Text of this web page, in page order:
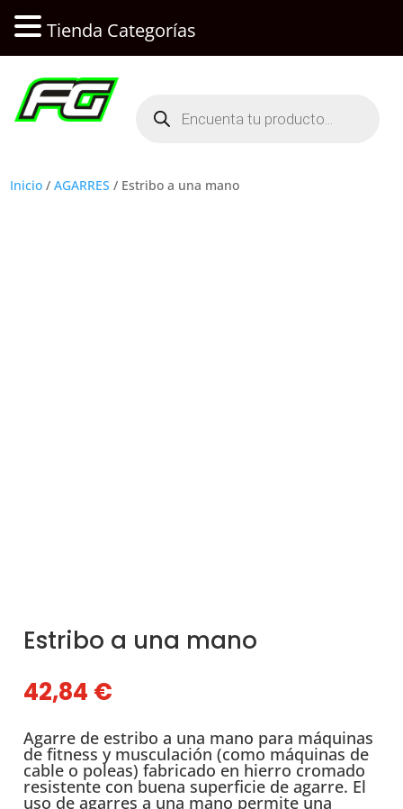
productos
Inicio /AGARRES / Estribo a una mano
Estribo a una mano
42,84 €
Agarre de estribo a una mano para máquinas
de fitness y musculación (como máquinas de
cable o poleas) fabricado en hierro cromado
resistente con buena superficie de agarre. El
uso de agarres a una mano permite una
Tienda Categorías